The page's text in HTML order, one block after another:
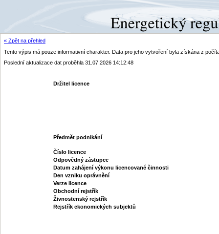
« Zpět na přehled
Tento výpis má pouze informativní charakter. Data pro jeho vytvoření byla získána z
Poslední aktualizace dat proběhla 31.07.2026 14:12:48
Držitel licence
Předmět podnikání
Číslo licence
Odpovědný zástupce
Datum zahájení výkonu licencované činnosti
Den vzniku oprávnění
Verze licence
Obchodní rejstřík
Živnostenský rejstřík
Rejstřík ekonomických subjektů